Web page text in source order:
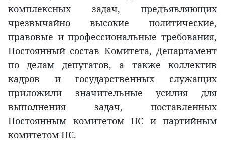
комплексных задач, предъявляющих
чрезвычайно высокие политические,
правовые и профессиональные требования,
Постоянный состав Комитета, Департамент
по делам депутатов, а также коллектив
кадров и государственных служащих
приложили значительные усилия для
выполнения задач, поставленных
Постоянным комитетом НС и партийным
комитетом НС.